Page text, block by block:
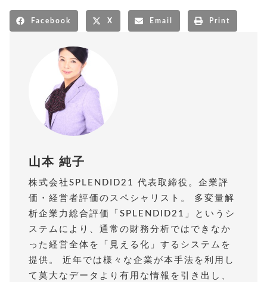
Facebook X Email Print
山本 純子
株式会社SPLENDID21 代表取締役。企業評
価・経営者評価のスペシャリスト。 多変量解
析企業力総合評価「SPLENDID21」というシ
ステムにより、通常の財務分析ではできなか
った経営全体を「見える化」するシステムを
提供。 近年では様々な企業が本手法を利用し
て莫大なデータより有用な情報を引き出し、